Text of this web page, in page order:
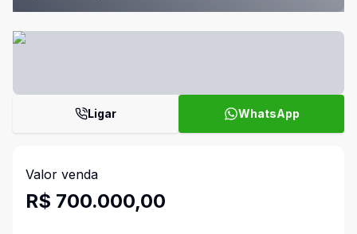
Ligar WhatsApp
Valor venda
R$ 700.000,00